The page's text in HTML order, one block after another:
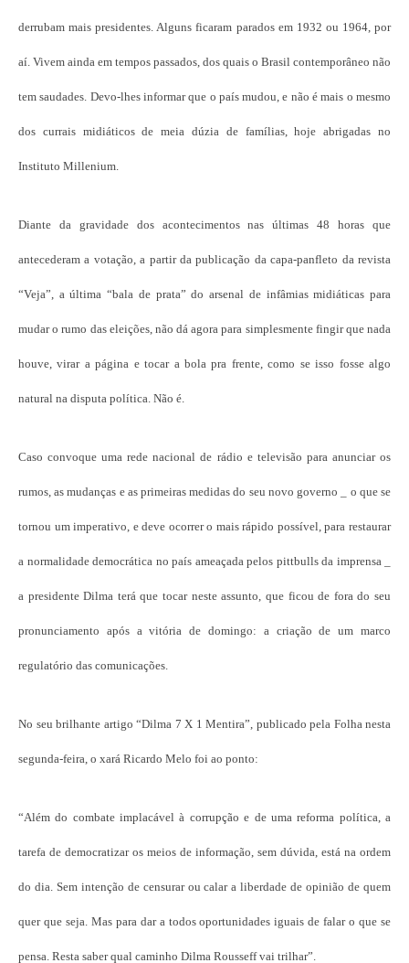
derrubam mais presidentes. Alguns ficaram parados em 1932 ou 1964, por
aí. Vivem ainda em tempos passados, dos quais o Brasil contemporâneo não
tem saudades. Devo-lhes informar que o país mudou, e não é mais o mesmo
dos currais midiáticos de meia dúzia de famílias, hoje abrigadas no
Instituto Millenium.
Diante da gravidade dos acontecimentos nas últimas 48 horas que
antecederam a votação, a partir da publicação da capa-panfleto da revista
“Veja”, a última “bala de prata” do arsenal de infâmias midiáticas para
mudar o rumo das eleições, não dá agora para simplesmente fingir que nada
houve, virar a página e tocar a bola pra frente, como se isso fosse algo
natural na disputa política. Não é.
Caso convoque uma rede nacional de rádio e televisão para anunciar os
rumos, as mudanças e as primeiras medidas do seu novo governo _ o que se
tornou um imperativo, e deve ocorrer o mais rápido possível, para restaurar
a normalidade democrática no país ameaçada pelos pittbulls da imprensa _
a presidente Dilma terá que tocar neste assunto, que ficou de fora do seu
pronunciamento após a vitória de domingo: a criação de um marco
regulatório das comunicações.
No seu brilhante artigo “Dilma 7 X 1 Mentira”, publicado pela Folha nesta
segunda-feira, o xará Ricardo Melo foi ao ponto:
“Além do combate implacável à corrupção e de uma reforma política, a
tarefa de democratizar os meios de informação, sem dúvida, está na ordem
do dia. Sem intenção de censurar ou calar a liberdade de opinião de quem
quer que seja. Mas para dar a todos oportunidades iguais de falar o que se
pensa. Resta saber qual caminho Dilma Rousseff vai trilhar”.